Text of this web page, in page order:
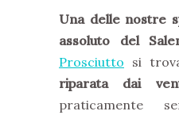
Una delle nostre
assoluto del
Prosciutto si
riparata dai
praticamente